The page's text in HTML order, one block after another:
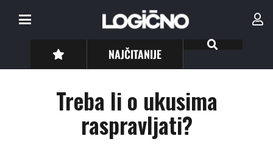
NAJČITANIJE
Treba li o ukusima
raspravljati?